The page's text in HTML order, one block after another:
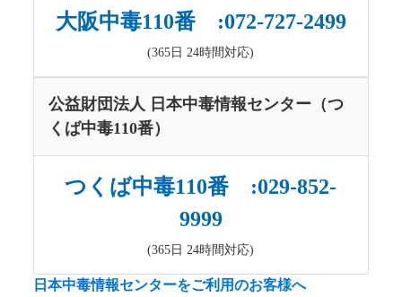
大阪中毒110番 :072-727-2499
(365日 24時間対応)
公益財団法人 日本中毒情報センター（つ
くば中毒110番）
つくば中毒110番 :029-852-
9999
(365日 24時間対応)
日本中毒情報センターをご利用のお客様へ